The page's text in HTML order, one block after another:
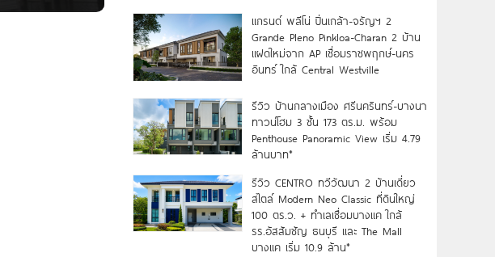
แกรนด์ พลีโน่ ปิ่นเกล้า-จรัญฯ 2
Grande Pleno Pinkloa-Charan 2 บ้าน
แฝดใหม่จาก AP เชื่อมราชพฤกษ์-นคร
อินทร์ ใกล้ Central Westville
รีวิว บ้านกลางเมือง ศรีนครินทร์-บางนา
ทาวน์โฮม 3 ชั้น 173 ตร.ม. พร้อม
Penthouse Panoramic View เริ่ม 4.79
ล้านบาท*
รีวิว CENTRO ทวีวัฒนา 2 บ้านเดี่ยว
สไตล์ Modern Neo Classic ที่ดินใหญ่
100 ตร.ว. + ทำเลเชื่อมบางแค ใกล้
รร.อัสสัมชัญ ธนบุรี และ The Mall
บางแค เริ่ม 10.9 ล้าน*